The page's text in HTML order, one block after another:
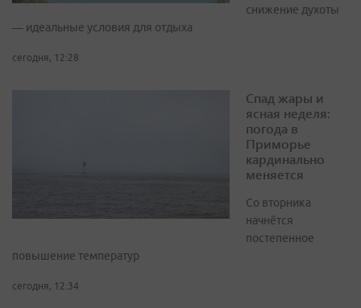
снижение духоты
— идеальные условия для отдыха
сегодня, 12:28
Спад жары и
ясная неделя:
погода в
Приморье
кардинально
меняется
Со вторника
начнётся
постепенное
повышение температур
сегодня, 12:34